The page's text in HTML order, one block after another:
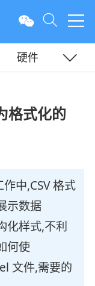
硬件
格式化的
中,CSV 格式
示数据
化样式,不利
何使
文件,需要的